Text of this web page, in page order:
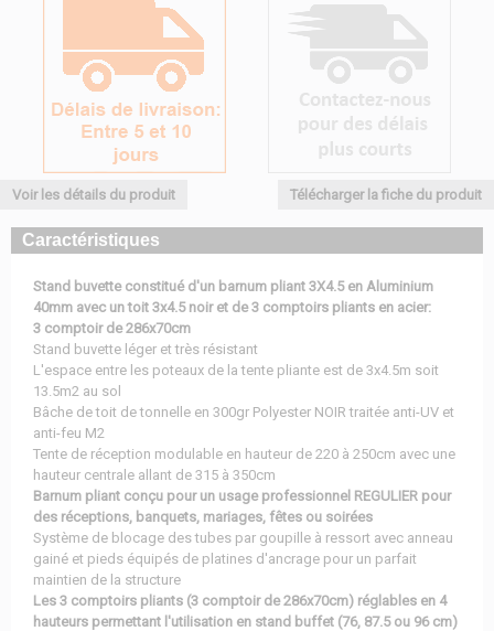
Voir les détails du produit Télécharger la fiche du produit
Caractéristiques
Stand buvette constitué d'un barnum pliant 3X4.5 en Aluminium
40mm avec un toit 3x4.5 noir et de 3 comptoirs pliants en acier:
3 comptoir de 286x70cm
Stand buvette léger et très résistant
L'espace entre les poteaux de la tente pliante est de 3x4.5m soit
13.5m2 au sol
Bâche de toit de tonnelle en 300gr Polyester NOIR traitée anti-UV et
anti-feu M2
Tente de réception modulable en hauteur de 220 à 250cm avec une
hauteur centrale allant de 315 à 350cm
Barnum pliant conçu pour un usage professionnel REGULIER pour
des réceptions, banquets, mariages, fêtes ou soirées
Système de blocage des tubes par goupille à ressort avec anneau
gainé et pieds équipés de platines d'ancrage pour un parfait
maintien de la structure
Les 3 comptoirs pliants (3 comptoir de 286x70cm) réglables en 4
hauteurs permettant l'utilisation en stand buffet (76, 87.5 ou 96 cm)